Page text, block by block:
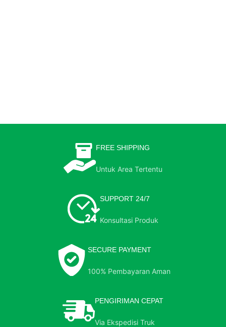
FREE SHIPPING
Untuk Area Tertentu
SUPPORT 24/7
Konsultasi Produk
SECURE PAYMENT
100% Pembayaran Aman
PENGIRIMAN CEPAT
Via Ekspedisi Truk